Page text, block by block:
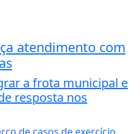
atendimento com
a frota municipal e
resposta nos